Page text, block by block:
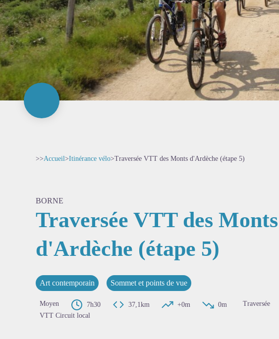
Voir l'image en plein écran
>>Accueil>Itinérance vélo>Traversée VTT des Monts d'Ardèche (étape 5)
BORNE
Traversée VTT des Monts
d'Ardèche (étape 5)
Art contemporain Sommet et points de vue
Moyen 7h30 37,1km +0m 0m Traversée
VTT Circuit local